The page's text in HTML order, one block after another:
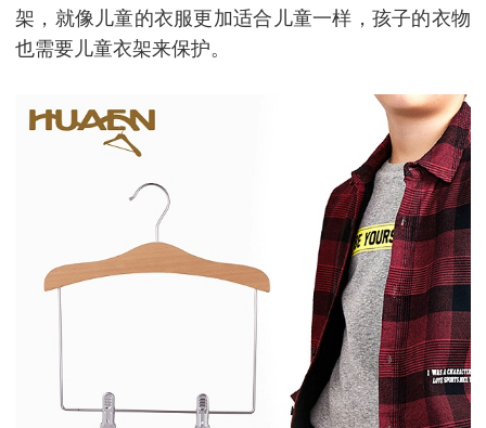
架，就像儿童的衣服更加适合儿童一样，孩子的衣物
也需要儿童衣架来保护。